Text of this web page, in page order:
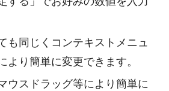
も同じくコンテキストメニュ
より簡単に変更できます。
ウスドラッグ等により簡単に